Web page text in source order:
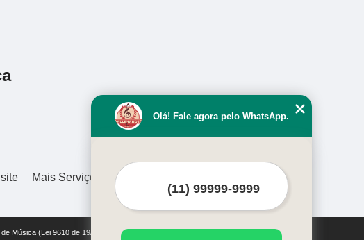
Mais Serviços
Música (Lei 9610 de 19/02/1998)
Olá! Fale agora pelo WhatsApp.